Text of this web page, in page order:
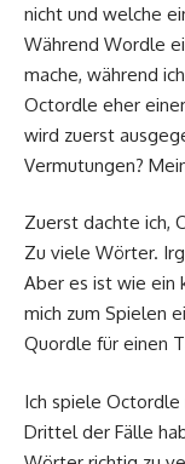
nicht und welche
Während Wordle
mache, während
Octordle eher
wird zuerst
Vermutungen?
Zuerst dachte ich,
Zu viele Wörter.
Aber es ist wie ein
mich zum Spielen
Quordle für einen
Ich spiele
Drittel der Fälle